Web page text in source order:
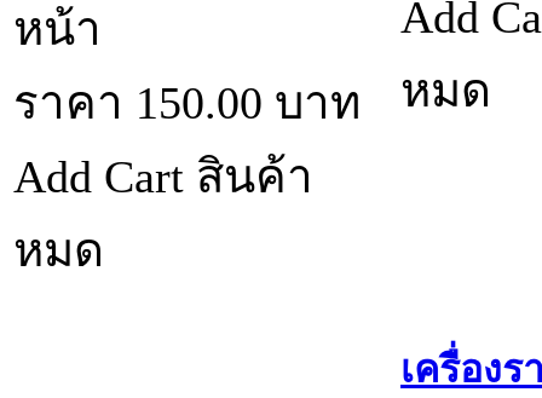
หน้า
ราคา 150.00 บาท
Add Cart สินค้า
หมด
Add
หมด
เครื่อง